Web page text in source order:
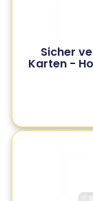
Sicher
Karten -